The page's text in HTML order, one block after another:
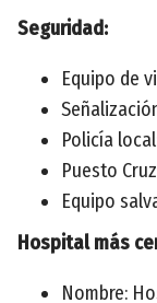
Seguridad:
Equipo de
Policía
Puesto
Equipo
Hospital más
Nombre: